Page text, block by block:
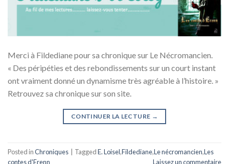
Merci à Fildediane pour sa chronique sur Le Nécromancien.
« Des péripéties et des rebondissements sur un court instant
ont vraiment donné un dynamisme très agréable à l’histoire. »
Retrouvez sa chronique sur son site.
CONTINUER LA LECTURE →
Posted inChroniques TaggedE. Loisel,Fildediane,Le nécromancien,Les
contes d'Erenn
Laissez un commentaire